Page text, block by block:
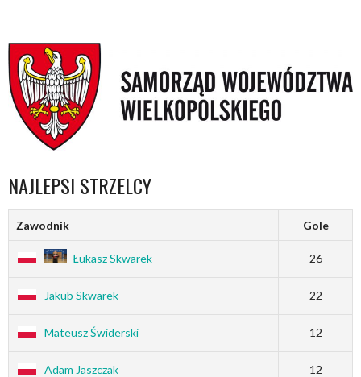
NAJLEPSI STRZELCY
Zawodnik Gole
Łukasz Skwarek 26
Jakub Skwarek 22
Mateusz Świderski 12
Adam Jaszczak 12